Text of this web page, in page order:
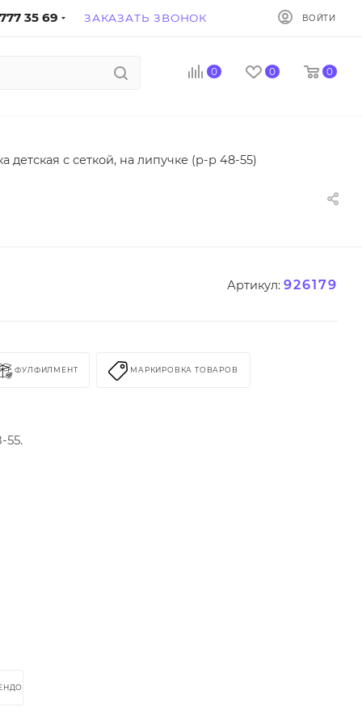
35 69 ЗАКАЗАТЬ ЗВОНОК ВОЙТИ
0 0 0
детская с сеткой, на липучке (р-р 48-55)
Артикул: 926179
ФУЛФИЛМЕНТ МАРКИРОВКА ТОВАРОВ
55.